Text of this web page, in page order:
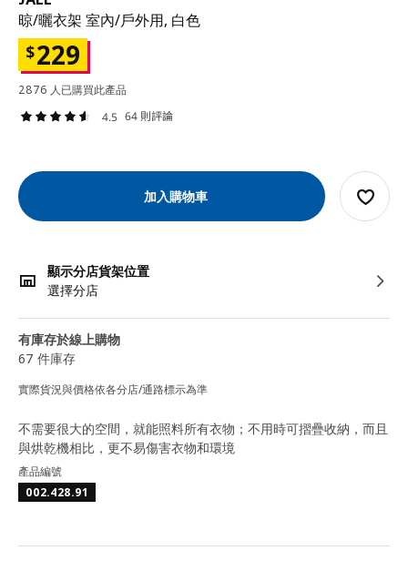
晾/曬衣架 室內/戶外用, 白色
$229
2876 人已購買此產品
4.5 64 則評論
加入購物車
顯示分店貨架位置
選擇分店
有庫存於線上購物
67 件庫存
實際貨況與價格依各分店/通路標示為準
不需要很大的空間，就能照料所有衣物；不用時可摺疊收納，而且
與烘乾機相比，更不易傷害衣物和環境
產品編號
002.428.91